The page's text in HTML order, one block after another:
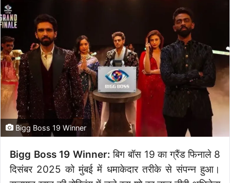
Bigg Boss 19 Winner
Bigg Boss 19 Winner: बिग बॉस 19 का ग्रैंड फिनाले 8
दिसंबर 2025 को मुंबई में धमाकेदार तरीके से संपन्न हुआ।